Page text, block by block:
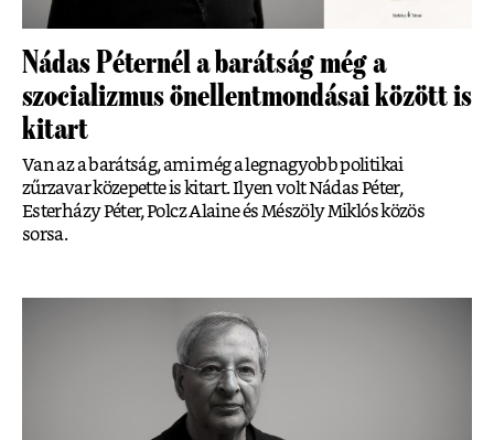
Nádas Péternél a barátság még a
szocializmus önellentmondásai között is
kitart
Van az a barátság, ami még a legnagyobb politikai
zűrzavar közepette is kitart. Ilyen volt Nádas Péter,
Esterházy Péter, Polcz Alaine és Mészöly Miklós közös
sorsa.